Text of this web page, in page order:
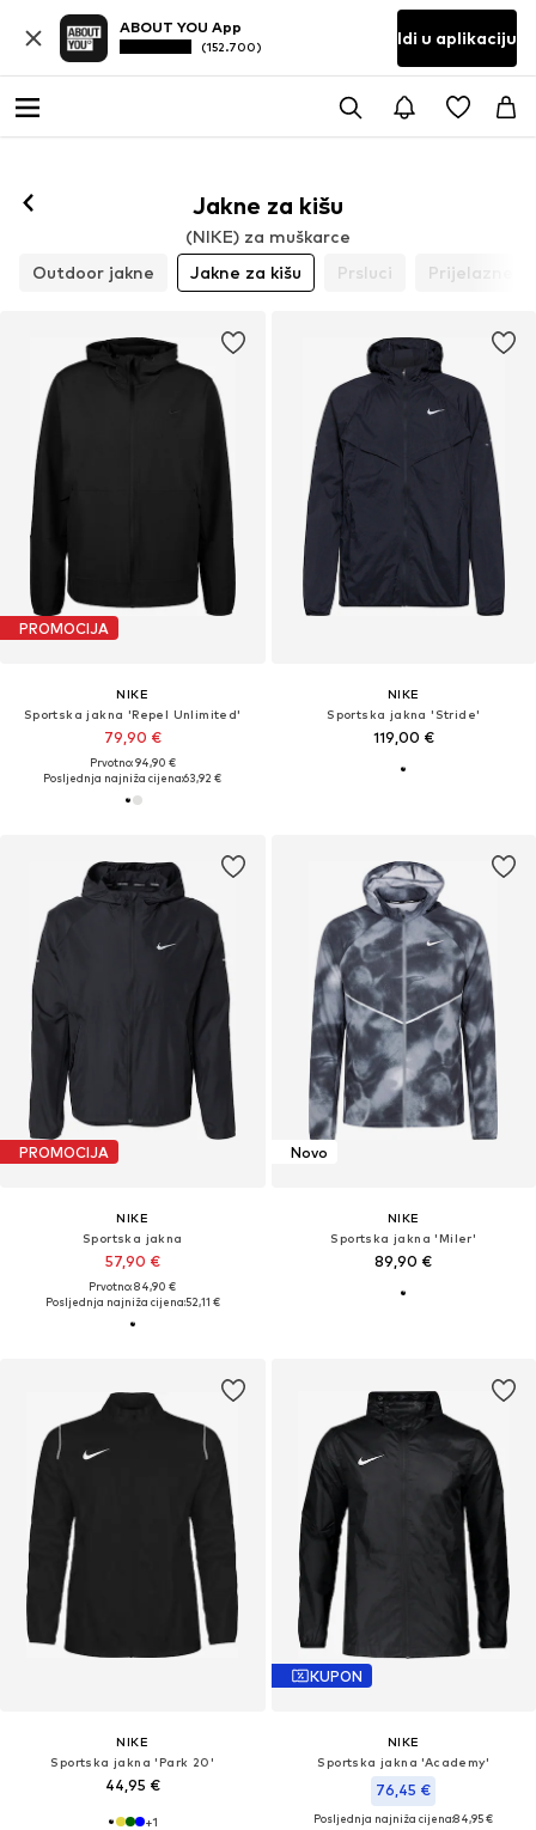
ABOUT YOU App
(152.700) Idi u aplikaciju
Jakne za kišu
(NIKE) za muškarce
Outdoor jakne
Jakne za kišu Prsluci Prijelazne
PROMOCIJA
NIKE
Sportska jakna 'Repel Unlimited'
79,90 €
Prvotno: 94,90 €
Posljednja najniža cijena:63,92 €
NIKE
Sportska jakna 'Stride'
119,00 €
PROMOCIJA
NIKE
Sportska jakna
57,90 €
Prvotno: 84,90 €
Posljednja najniža cijena:52,11 €
Novo
NIKE
Sportska jakna 'Miler'
89,90 €
NIKE
Sportska jakna 'Park 20'
44,95 €
+1
KUPON
NIKE
Sportska jakna 'Academy'
76,45 €
Posljednja najniža cijena:84,95 €